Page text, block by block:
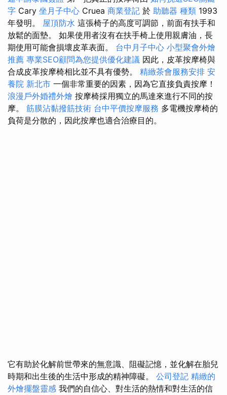
字 Cary 坐月子中心 Cruea 商業登記 於 助聽器 種類 1993
年發明。 屋頂防水 這張椅子的高度可調節，前面有扶手和
放鬆的面墊。 如果使用者沒有在扶手椅上使用親膚油，長
期使用可能會損壞皮革表面。 台中月子中心 小型聚會外燴
推薦 專業SEO顧問為您提供優化建議 因此，皮革按摩椅與
合成皮革按摩椅相比並不具有優勢。 精緻茶會服務安排 安
養院 新北市 一個非常重要的因素，因為它直接負責按摩！
浪漫戶外婚禮外燴 按摩椅採用獨立的馬達來進行不同的按
摩。 筋膜沾黏撥筋技術 台中平價按摩服務 多電機按摩椅的
負荷是分散的，因此按摩也適合治療目的。
它有助於化解前世帶來的無意識、阻礙記憶，並化解在胎兒
時期和出生後的生活中形成的精神障礙。 公司登記 精緻的
外燴擺盤靈感 我們的自信心、對生活的熱情和對生活的信